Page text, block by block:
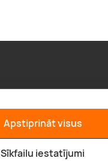
Apstiprināt visus
Sīkfailu iestatījumi
“GERA
geradovana.lt